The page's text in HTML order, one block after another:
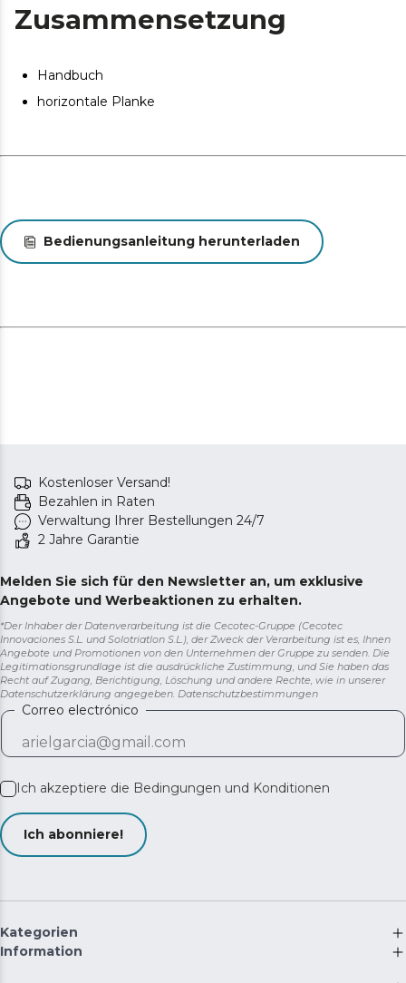
unzugänglichsten Falten zu beseitigen und ein agiles
und komfortables Bügeln ermöglicht.
Zusammensetzung
Handbuch
horizontale Planke
Bedienungsanleitung herunterladen
Kostenloser Versand!
Bezahlen in Raten
Verwaltung Ihrer Bestellungen 24/7
2 Jahre Garantie
Melden Sie sich für den Newsletter an, um exklusive
Angebote und Werbeaktionen zu erhalten.
*Der Inhaber der Datenverarbeitung ist die Cecotec-Gruppe (Cecotec
Innovaciones S.L. und Solotriatlon S.L.), der Zweck der Verarbeitung ist es, Ihnen
Angebote und Promotionen von den Unternehmen der Gruppe zu senden. Die
Legitimationsgrundlage ist die ausdrückliche Zustimmung, und Sie haben das
Recht auf Zugang, Berichtigung, Löschung und andere Rechte, wie in unserer
Datenschutzerklärung angegeben. Datenschutzbestimmungen
Correo electrónico
Ich akzeptiere die Bedingungen und Konditionen
Ich abonniere!
Kategorien
Information